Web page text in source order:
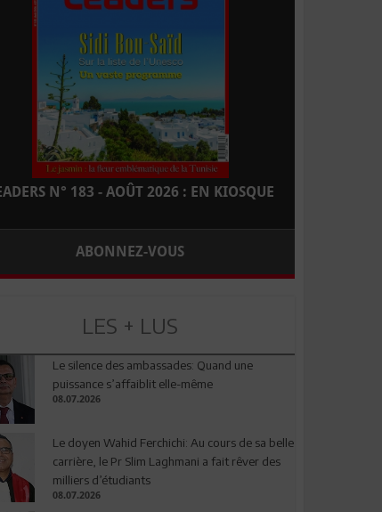
N° 183 - AOÛT 2026 : EN KIOSQUE
ABONNEZ-VOUS
LES + LUS
Le silence des ambassades: Quand une
puissance s’affaiblit elle-même
08.07.2026
Le doyen Wahid Ferchichi: Au cours de sa belle
carrière, le Pr Slim Laghmani a fait rêver des
milliers d’étudiants
08.07.2026